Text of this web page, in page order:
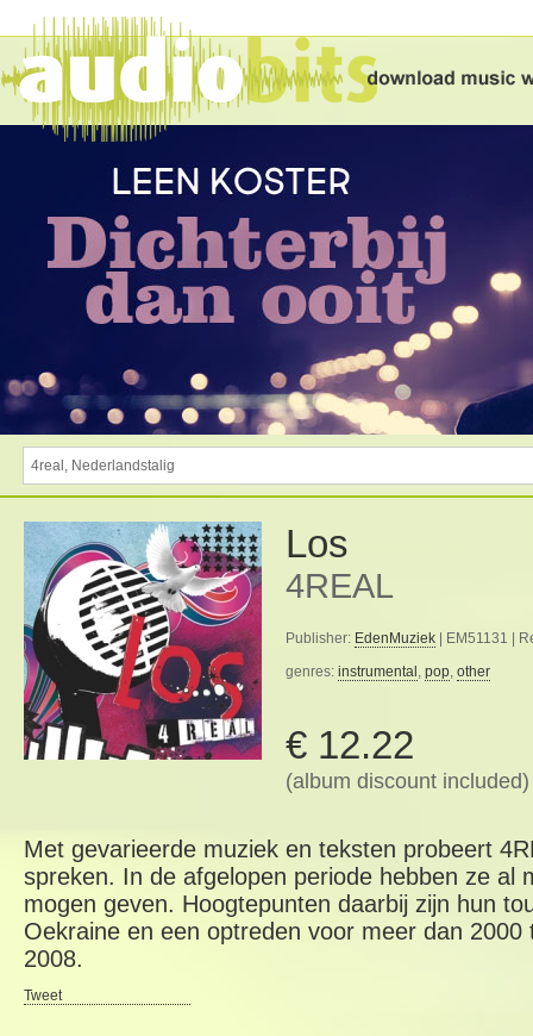
Los
4REAL
Publisher: EdenMuziek | EM51131 |
genres: instrumental , pop, other
€ 12.22
(album discount included)
Met gevarieerde muziek en teksten probeert
spreken. In de afgelopen periode hebben ze al
mogen geven. Hoogtepunten daarbij zijn hun
Oekraine en een optreden voor meer dan 2000
2008.
Tweet